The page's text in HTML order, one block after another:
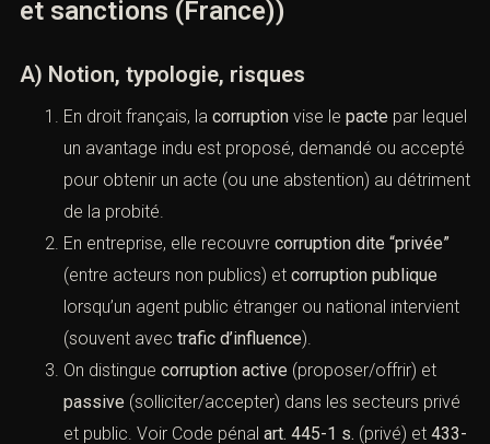
(Corruption en entreprise :
A) Notion, typologie, risques
En droit français, lacorruptionvise lepactepar
lequel un avantage indu est proposé, demandé ou
accepté pour obtenir un acte (ou une abstention)
au détriment de la probité.
En entreprise, elle recouvrecorruption dite “privée”
(entre acteurs non publics) etcorruption publique
lorsqu’un agent public étranger ou national
intervient (souvent avectrafic d’influence).
On distinguecorruption active(proposer/offrir) et
passive(solliciter/accepter) dans les secteurs